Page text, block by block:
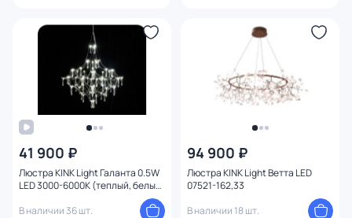
41 900 ₽
Люстра KINK Light Галанта 0.5W
LED 3000-6000К (теплый, белый,
В наличии 36 шт.
94 900 ₽
Люстра KINK Light Ветта LED
07521-162,33
В наличии 18 шт.